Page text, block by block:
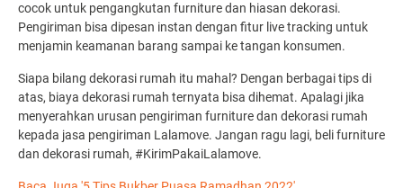
cocok untuk pengangkutan furniture dan hiasan dekorasi.
Pengiriman bisa dipesan instan dengan fitur live tracking untuk
menjamin keamanan barang sampai ke tangan konsumen.
Siapa bilang dekorasi rumah itu mahal? Dengan berbagai tips di
atas, biaya dekorasi rumah ternyata bisa dihemat. Apalagi jika
menyerahkan urusan pengiriman furniture dan dekorasi rumah
kepada jasa pengiriman Lalamove. Jangan ragu lagi, beli furniture
dan dekorasi rumah, #KirimPakaiLalamove.